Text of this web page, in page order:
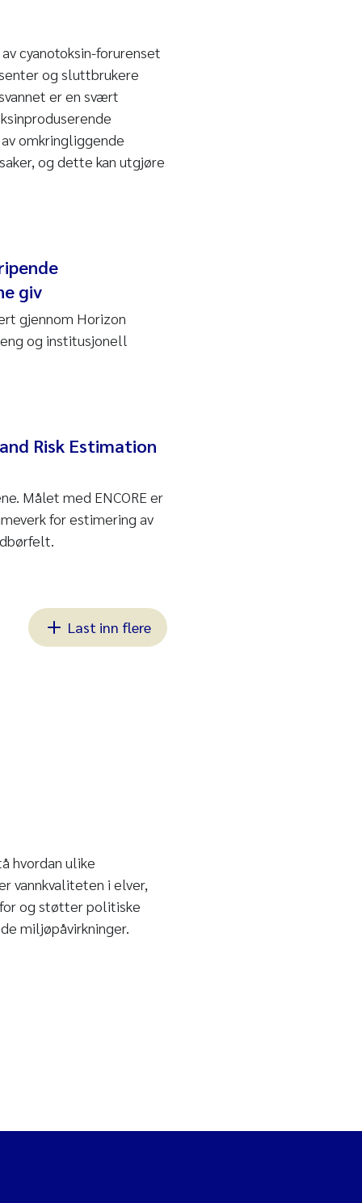
cyanotoksin-forurenset
og sluttbrukere
er en svært
omkringliggende
og dette kan utgjøre
giv
gjennom Horizon
og institusjonell
Risk Estimation
Målet med ENCORE er
for estimering av
Last inn flere
hvordan ulike
vannkvaliteten i elver,
og støtter politiske
miljøpåvirkninger.